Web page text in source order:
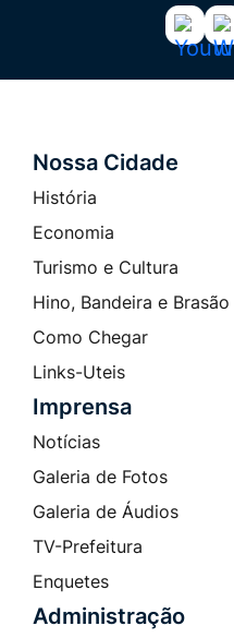
a
a
Seção do Rodapé e
Nossa Cidade
História
Economia
Turismo e Cultura
Hino, Bandeira e Brasão
Como Chegar
Links-Uteis
Imprensa
Notícias
Galeria de Fotos
Galeria de Áudios
TV-Prefeitura
Enquetes
Administração